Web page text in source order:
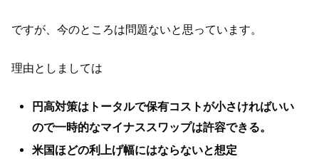
ですが、今のところは問題ないと思っています。
理由としましては
円高対策はトータルで保有コストが小さければいい
ので一時的なマイナススワップは許容できる。
米国ほどの利上げ幅にはならないと想定